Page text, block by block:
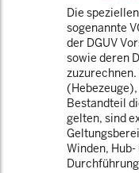
Die
sogenannte
der DGUV
sowie deren
Bestandteil
gelten, sind
Winden,